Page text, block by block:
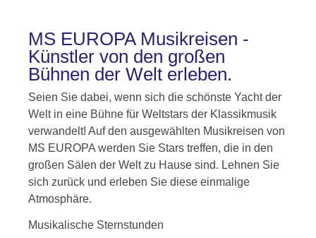
MS EUROPA Musikreisen -
Künstler von den großen
Bühnen der Welt erleben.
Seien Sie dabei, wenn sich die schönste Yacht der
Welt in eine Bühne für Weltstars der Klassikmusik
verwandelt! Auf den ausgewählten Musikreisen von
MS EUROPA werden Sie Stars treffen, die in den
großen Sälen der Welt zu Hause sind. Lehnen Sie
sich zurück und erleben Sie diese einmalige
Atmosphäre.
Musikalische Sternstunden